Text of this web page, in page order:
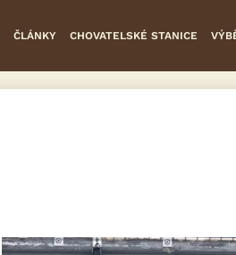
ČLÁNKY CHOVATELSKÉ STANICE